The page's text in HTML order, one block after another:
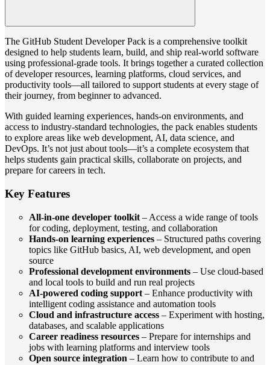
The GitHub Student Developer Pack is a comprehensive toolkit
designed to help students learn, build, and ship real-world software
using professional-grade tools. It brings together a curated collection
of developer resources, learning platforms, cloud services, and
productivity tools—all tailored to support students at every stage of
their journey, from beginner to advanced.
With guided learning experiences, hands-on environments, and
access to industry-standard technologies, the pack enables students
to explore areas like web development, AI, data science, and
DevOps. It’s not just about tools—it’s a complete ecosystem that
helps students gain practical skills, collaborate on projects, and
prepare for careers in tech.
Key Features
All-in-one developer toolkit – Access a wide range of tools
for coding, deployment, testing, and collaboration
Hands-on learning experiences – Structured paths covering
topics like GitHub basics, AI, web development, and open
source
Professional development environments – Use cloud-based
and local tools to build and run real projects
AI-powered coding support – Enhance productivity with
intelligent coding assistance and automation tools
Cloud and infrastructure access – Experiment with hosting,
databases, and scalable applications
Career readiness resources – Prepare for internships and
jobs with learning platforms and interview tools
Open source integration – Learn how to contribute to and